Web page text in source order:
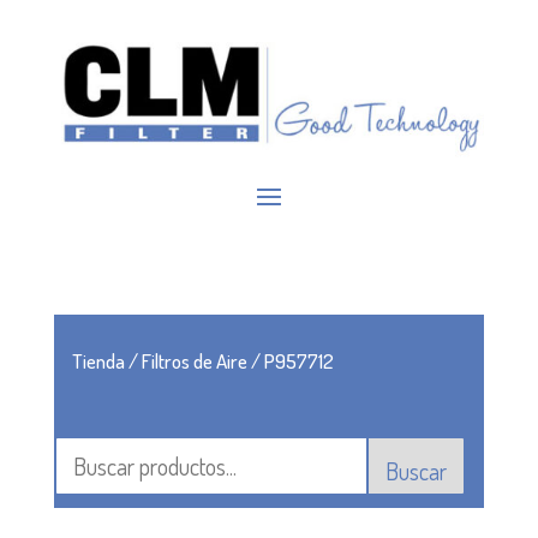
Tienda/Filtros de Aire/ P957712
Buscar